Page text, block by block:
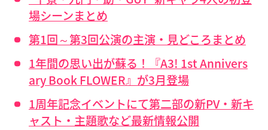
場シーンまとめ
第1回～第3回公演の主演・見どころまとめ
1年間の思い出が蘇る！『A3! 1st Annivers
ary Book FLOWER』が3月登場
1周年記念イベントにて第二部の新PV・新キ
ャスト・主題歌など最新情報公開